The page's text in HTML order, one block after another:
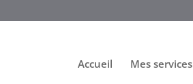
Accueil Mes services